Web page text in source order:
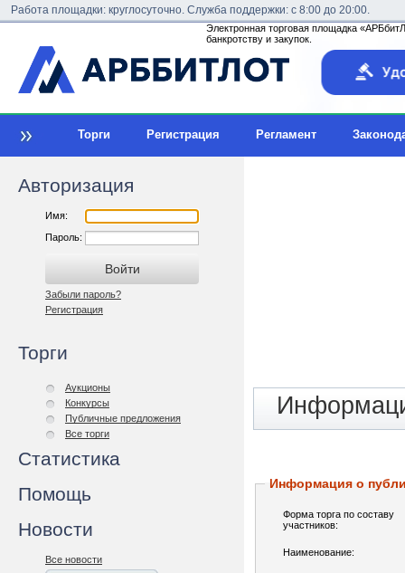
Работа площадки: круглосуточно. Служба поддержки: с 8:00 до 20:00.
Электронная торговая площадка
банкротству и закупок.
Торги Регистрация Регламент
Авторизация
Имя:
Пароль:
Забыли пароль?
Регистрация
Торги
Аукционы
Конкурсы
Публичные предложения
Все торги
Статистика
Помощь
Новости
Все новости
Информация о
Форма торга по составу
участников:
Наименование: